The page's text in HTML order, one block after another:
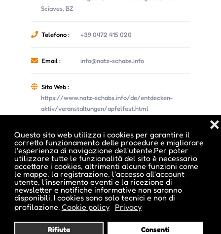
Questo sito web utilizza i cookies per garantire il
corretto funzionamento delle procedure e migliorare
l'esperienza di navigazione dell'utente.Per poter
utilizzare tutte le funzionalità del sito è necessario
accettare i cookies, altrimenti alcune funzioni come
le mappe, la registrazione, l'accesso all'account
utente, l'inserimento eventi e la ricezione di
newsletter e notifiche informative non saranno
disponibili. I cookies sono solo tecnici e non di
profilazione. Cookie policy Privacy
Rifiuta Consenti
❌
Sciaves, BZ
Telefono : +39 0472 415 020
Email : info@natz-schabs.info
Sito Web :
https://www.natz-schabs.info/de/entdecken-
aktiv/veranstaltungen/apfelfest.html
Date e orari evento :